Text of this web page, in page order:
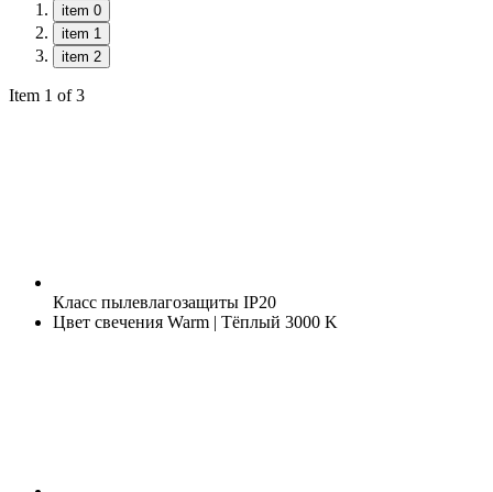
item 0
item 1
item 2
Item 1 of 3
Класс пылевлагозащиты IP20
Цвет свечения Warm | Тёплый 3000 K